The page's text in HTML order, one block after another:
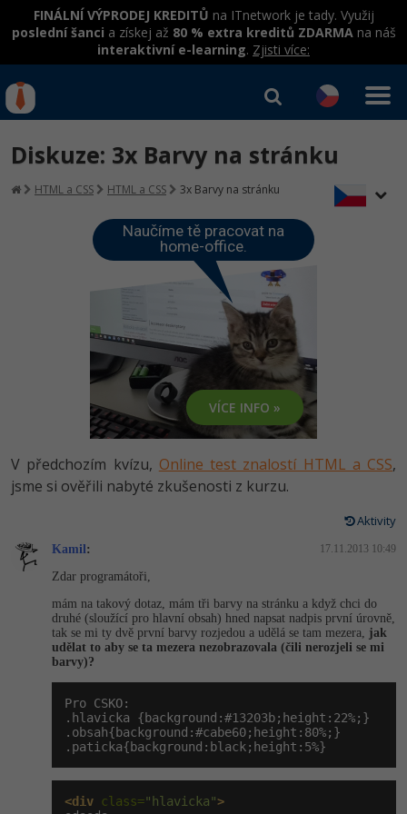
FINÁLNÍ VÝPRODEJ KREDITŮ na ITnetwork je tady. Využij
poslední šanci a získej až 80 % extra kreditů ZDARMAna náš
interaktivní e-learning. Zjisti více:
Rekvalifikace a kurzy
hrazené úřadem práce
Workshopy zdarma
Umělá inteligence v praxi
Datová analýza v praxi
Objektové programování - OOP
Umělá inteligence
HTML5, CSS3, Bootstrap, SEO
SQL a databáze
UML a návrhové vzory
React
Spring
ASP.NET MVC
Django
Best practices
Školení dle technologií
C# .NET
Java
PHP
JavaScript
HTML / CSS
UML a návrhové vzory
MySQL/MariaDB
MS-SQL
SQLite
Junior programátor
Programátor WWW aplikací
Senior programátor
Front-end developer
Vývojář mobilních aplikací
Specialista na AI a bigdata
Systémový administrátor
3D grafik
Databázový analytik
Kurzy programování
Java
C#.NET -80%
Python -80%
JavaScript -80%
-80%
-80%
Kotlin -80%
C
VB.NET
SQL
Návrh SW -80%
Testování softwaru
Datová analýza
Digitální gramotnost
Marketing -30%
UX
Business
Kryptoměny
Copywriting -30%
MS Office
Kurzy designu
HTML/CSS -80%
Photoshop -80%
Adobe Illustrator -80%
Adobe InDesign -25%
Adobe After Effects
Blender -80%
Inkscape
Fotografování -80%
Přihlásit se|Registrovat
Diskuze: 3x Barvy na stránku
HTML a CSS HTML a CSS 3x Barvy na stránku
Naučíme tě pracovat na
home-office.
VÍCE INFO »
V předchozím kvízu, Online test znalostí HTML a CSS,
jsme si ověřili nabyté zkušenosti z kurzu.
Aktivity
Kamil: 17.11.2013 10:49
Zdar programátoři,
mám na takový dotaz, mám tři barvy na stránku a když chci do
druhé (sloužící pro hlavní obsah) hned napsat nadpis první úrovně,
tak se mi ty dvě první barvy rozjedou a udělá se tam mezera, jak
udělat to aby se ta mezera nezobrazovala (čili nerozjeli se mi
barvy)?
Pro CSKO:
.hlavicka {background:#13203b;height:22%;}
.obsah{background:#cabe60;height:80%;}
.paticka{background:black;height:5%}
<div class="hlavicka">